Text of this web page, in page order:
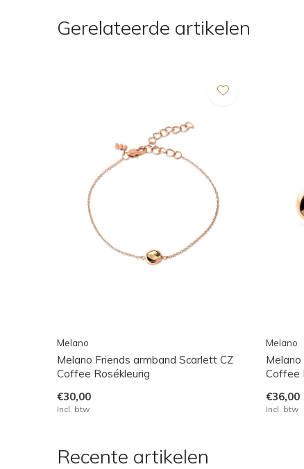
Gerelateerde artikelen
Melano
Melano Friends armband Scarlett CZ
Coffee Rosékleurig
€30,00
Incl. btw
Melano
Coffee
€36,00
Incl. btw
Recente artikelen